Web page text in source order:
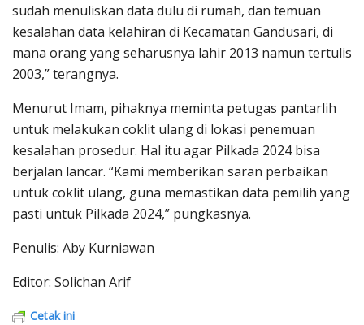
sudah menuliskan data dulu di rumah, dan temuan
kesalahan data kelahiran di Kecamatan Gandusari, di
mana orang yang seharusnya lahir 2013 namun tertulis
2003,” terangnya.
Menurut Imam, pihaknya meminta petugas pantarlih
untuk melakukan coklit ulang di lokasi penemuan
kesalahan prosedur. Hal itu agar Pilkada 2024 bisa
berjalan lancar. “Kami memberikan saran perbaikan
untuk coklit ulang, guna memastikan data pemilih yang
pasti untuk Pilkada 2024,” pungkasnya.
Penulis: Aby Kurniawan
Editor: Solichan Arif
Cetak ini